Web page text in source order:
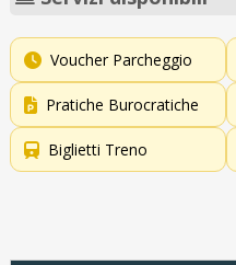
Voucher Parcheggio
Pratiche Burocratiche
Biglietti Treno